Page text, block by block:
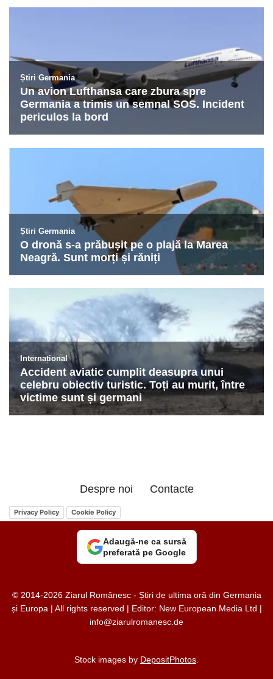
Despre noi Contacte
Privacy Policy Cookie Policy
Adaugă-ne ca sursă
preferată pe Google
© 2014-2026 Ziarul Românesc - Știri de ultima oră din Germania
și Europa | All rights reserved | Editor: New European Media Ltd |
info@ziarulromanesc.de
Stock images by DepositPhotos.